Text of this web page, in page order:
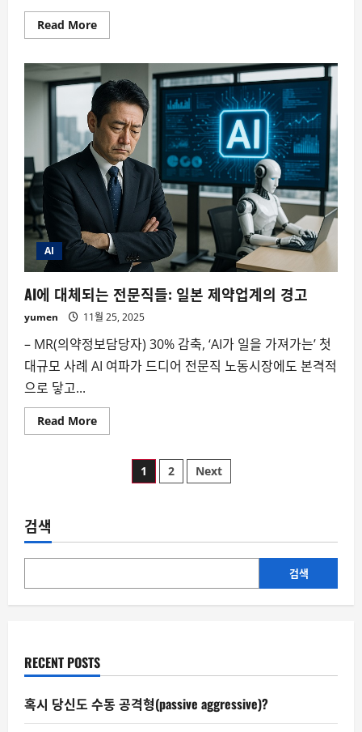
Read MoreRead
more
노
동
시
장
붕
괴
의
서
막:
이
제
‘봇
물’이
터
졌
다
AI
AI에 대체되는 전문직들: 일본 제약업계의 경고
yumen 11월 25, 2025
– MR(의약정보담당자) 30% 감축, ‘AI가 일을 가져가는’ 첫
대규모 사례 AI 여파가 드디어 전문직 노동시장에도 본격적
으로 닿고...
Read MoreRead
more
직
들:
제
약
고
글
이
매
1 2 Next
검색
검색
RECENT POSTS
혹시 당신도 수동 공격형(passive aggressive)?